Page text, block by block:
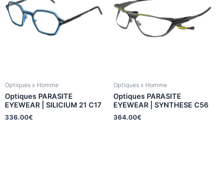
Optiques x Homme
Optiques PARASITE
EYEWEAR | SILICIUM 21 C17
336.00€
Optiques x Homme
Optiques PARASITE
EYEWEAR | SYNTHESE C56
364.00€